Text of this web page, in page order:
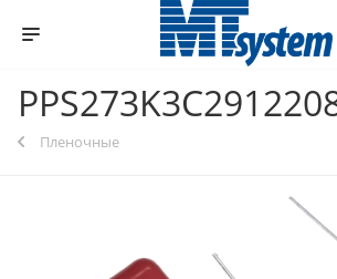
Пленочные